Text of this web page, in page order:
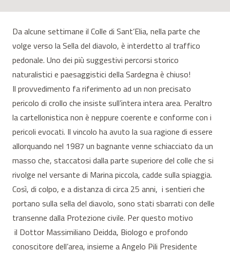
Da alcune settimane il Colle di Sant’Elia, nella parte che
volge verso la Sella del diavolo, è interdetto al traffico
pedonale. Uno dei più suggestivi percorsi storico
naturalistici e paesaggistici della Sardegna è chiuso!
Il provvedimento fa riferimento ad un non precisato
pericolo di crollo che insiste sull’intera intera area. Peraltro
la cartellonistica non è neppure coerente e conforme con i
pericoli evocati. Il vincolo ha avuto la sua ragione di essere
allorquando nel 1987 un bagnante venne schiacciato da un
masso che, staccatosi dalla parte superiore del colle che si
rivolge nel versante di Marina piccola, cadde sulla spiaggia.
Così, di colpo, e a distanza di circa 25 anni, i sentieri che
portano sulla sella del diavolo, sono stati sbarrati con delle
transenne dalla Protezione civile. Per questo motivo
il Dottor Massimiliano Deidda, Biologo e profondo
conoscitore dell’area, insieme a Angelo Pili Presidente